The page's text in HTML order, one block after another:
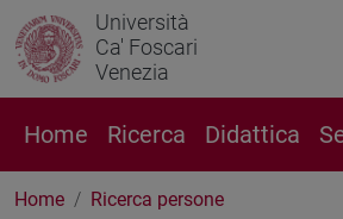
Università
Ca' Foscari
Venezia
Home Ricerca Didattica
Home Ricerca persone